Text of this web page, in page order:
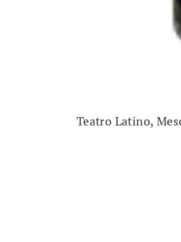
Teatro Latino,